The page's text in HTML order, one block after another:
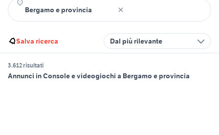
Salva ricerca Dal più rilevante
3.612 risultati
Annunci in Console e videogiochi a Bergamo e provincia